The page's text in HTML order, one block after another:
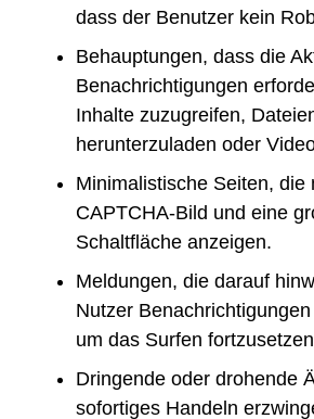
dass der Benutzer kein
Behauptungen, dass die
Benachrichtigungen
Inhalte zuzugreifen,
herunterzuladen oder
Minimalistische Seiten, die
CAPTCHA-Bild und eine
Schaltfläche anzeigen.
Meldungen, die darauf
Nutzer
um das Surfen
Dringende oder drohende
sofortiges Handeln